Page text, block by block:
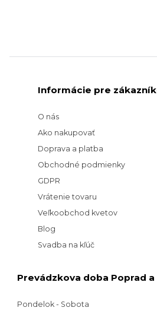
Informácie pre
O nás
Ako nakupovať
Doprava a platba
Obchodné podmienky
GDPR
Vrátenie tovaru
Veľkoobchod kvetov
Blog
Svadba na kľúč
Prevádzkova doba Poprad
Pondelok - Sobota